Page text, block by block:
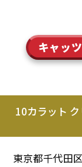
キャッ
10カラット
東京都千代田